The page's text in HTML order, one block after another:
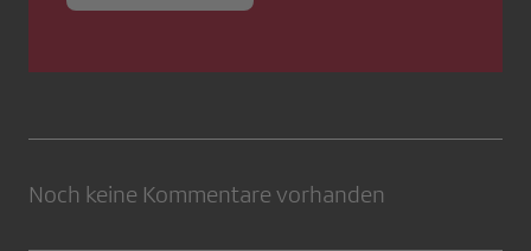
Noch keine Kommentare vorhanden